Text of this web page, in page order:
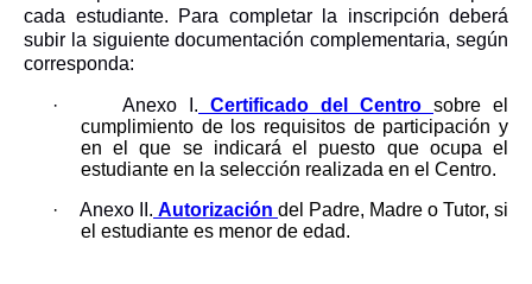
cada estudiante. Para completar la inscripción deberá
subir la siguiente documentación complementaria, según
corresponda:
· Anexo I. Certificado del Centro sobre el
cumplimiento de los requisitos de participación y
en el que se indicará el puesto que ocupa el
estudiante en la selección realizada en el Centro.
·
Anexo II. Autorización del Padre, Madre o Tutor, si
el estudiante es menor de edad.